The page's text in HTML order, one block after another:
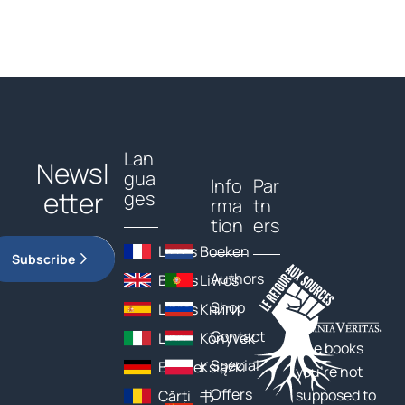
Newsl
etter
Subscribe
Lan
gua
ges
Livres
Books
Libros
Libri
Bücher
Cărți
Boeken
Livros
Книги
Könyvek
Książki
书
Info
rma
tion
Authors
Shop
Contact
Special
Offers
Par
tn
ers
The books
you’re not
supposed to